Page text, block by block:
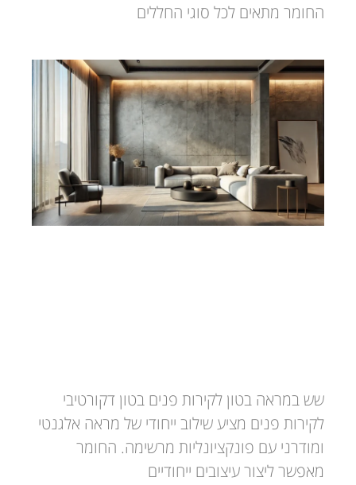
החומר מתאים לכל סוגי החללים
שש במראה בטון לקירות פנים בטון דקורטיבי
לקירות פנים מציע שילוב ייחודי של מראה אלגנטי
ומודרני עם פונקציונליות מרשימה. החומר
מאפשר ליצור עיצובים ייחודיים